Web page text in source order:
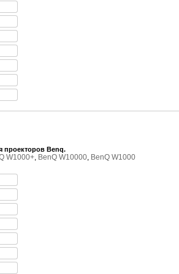
проекторов Benq.
W1000+ BenQ W10000 BenQ W1000